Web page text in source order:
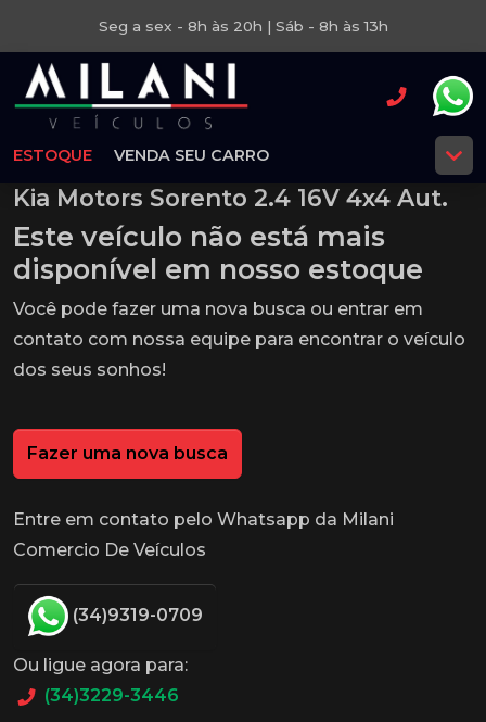
Seg a sex - 8h às 20h | Sáb - 8h às 13h
ESTOQUE VENDA SEU CARRO
Kia Motors Sorento 2.4 16V 4x4 Aut.
Este veículo não está mais
disponível em nosso estoque
Você pode fazer uma nova busca ou entrar em
contato com nossa equipe para encontrar o veículo
dos seus sonhos!
Fazer uma nova busca
Entre em contato pelo Whatsapp da Milani
Comercio De Veículos
(34)9319-0709
Ou ligue agora para:
(34)3229-3446